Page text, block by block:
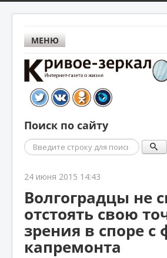
МЕНЮ
Поиск по сайту
Поиск
24 июня 2015 14:43
Волгоградцы не
отстоять свою
зрения в споре с
капремонта